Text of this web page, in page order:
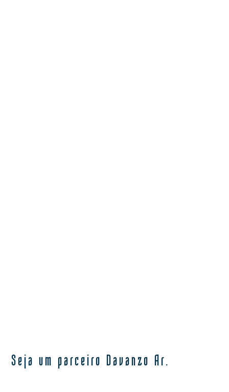
Seja um parceiro Davanzo Ar.